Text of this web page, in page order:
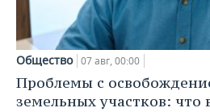
Общество 07 авг, 00:00
Проблемы с
земельных участков: что